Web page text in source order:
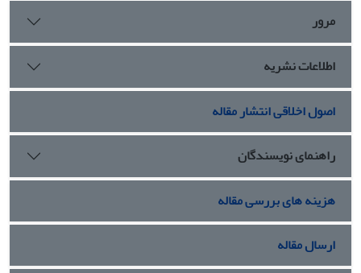
مرور
اطلاعات نشریه
اصول اخلاقی انتشار مقاله
راهنمای نویسندگان
هزینه های بررسی مقاله
ارسال مقاله